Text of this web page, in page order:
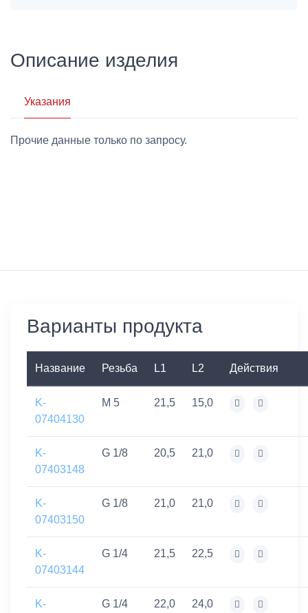
Описание изделия
Указания
Прочие данные только по запросу.
Варианты продукта
Название Резьба L1 L2 Действия
K-
07404130
M 5 21,5 15,0
K-
07403148
G 1/8 20,5 21,0
K-
07403150
G 1/8 21,0 21,0
K-
07403144
G 1/4 21,5 22,5
K-
G 1/4 22,0 24,0